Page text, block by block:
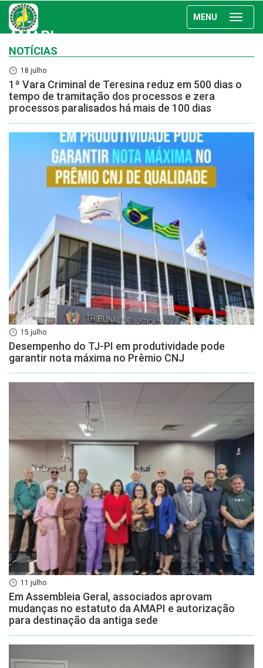
MENU
AMAPI
NOTÍCIAS
18 julho
1ª Vara Criminal de Teresina reduz em 500 dias o
tempo de tramitação dos processos e zera
processos paralisados há mais de 100 dias
15 julho
Desempenho do TJ-PI em produtividade pode
garantir nota máxima no Prêmio CNJ
11 julho
Em Assembleia Geral, associados aprovam
mudanças no estatuto da AMAPI e autorização
para destinação da antiga sede